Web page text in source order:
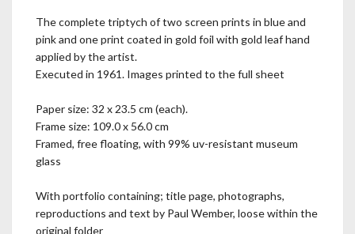
The complete triptych of two screen prints in blue and
pink and one print coated in gold foil with gold leaf hand
applied by the artist.
Executed in 1961. Images printed to the full sheet
Paper size: 32 x 23.5 cm (each).
Frame size: 109.0 x 56.0 cm
Framed, free floating, with 99% uv-resistant museum
glass
With portfolio containing; title page, photographs,
reproductions and text by Paul Wember, loose within the
original folder